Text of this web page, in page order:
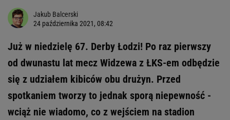
Jakub Balcerski
24 października 2021, 08:42
Już w niedzielę 67. Derby Łodzi! Po raz pierwszy
od dwunastu lat mecz Widzewa z ŁKS-em odbędzie
się z udziałem kibiców obu drużyn. Przed
spotkaniem tworzy to jednak sporą niepewność -
wciąż nie wiadomo, co z wejściem na stadion